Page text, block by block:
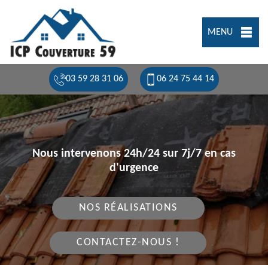
MENU
03 59 28 31 06 06 24 75 44 14
Nous intervenons 24h/24 sur 7j/7 en cas
d'urgence
NOS RÉALISATIONS
CONTACTEZ-NOUS !